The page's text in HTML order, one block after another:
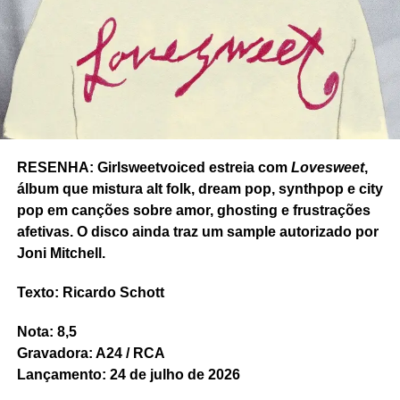
foram reunidas num disco.
Bleachersé o tipo de álbum que rende algumas alegrias
na hora de ouvir uma canção ou outra, mas faltou a
direção e a concisão que o próprio Antonoff deu a discos
de Lorde e Taylor Swift. No fim do álbum,
The waiter
passado no auto tune. Essa, pode até pular. O resto você
pode distribuir em várias playlists.
Nota: 6,5
Gravadora: Dirty Hit/Bleachers Band Recordings
RESENHA: Girlsweetvoiced estreia com Lovesweet,
álbum que mistura alt folk, dream pop, synthpop e city
pop em canções sobre amor, ghosting e frustrações
afetivas. O disco ainda traz um sample autorizado por
Joni Mitchell.
Texto: Ricardo Schott
Nota: 8,5
Gravadora: A24 / RCA
Lançamento: 24 de julho de 2026